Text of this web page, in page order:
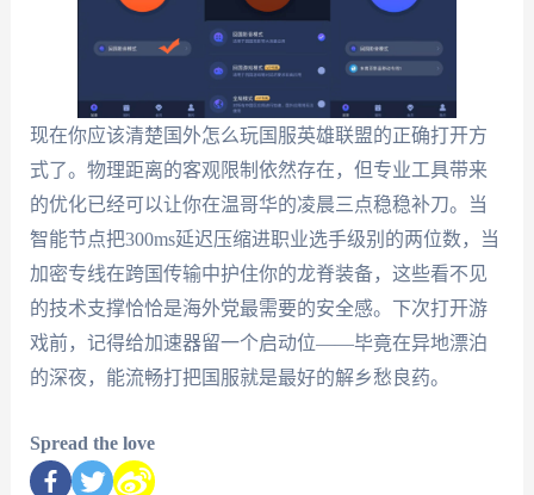
现在你应该清楚国外怎么玩国服英雄联盟的正确打开方
式了。物理距离的客观限制依然存在，但专业工具带来
的优化已经可以让你在温哥华的凌晨三点稳稳补刀。当
智能节点把300ms延迟压缩进职业选手级别的两位数，当
加密专线在跨国传输中护住你的龙脊装备，这些看不见
的技术支撑恰恰是海外党最需要的安全感。下次打开游
戏前，记得给加速器留一个启动位——毕竟在异地漂泊
的深夜，能流畅打把国服就是最好的解乡愁良药。
Spread the love